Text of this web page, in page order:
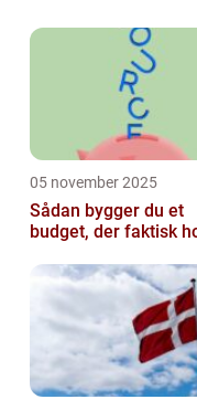
overveje, når
05 november 2025
Sådan bygger du et
budget, der faktisk